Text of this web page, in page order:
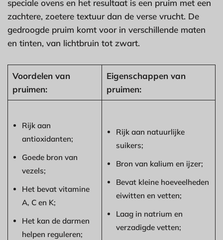
speciale ovens en het resultaat is een pruim met een
zachtere, zoetere textuur dan de verse vrucht. De
gedroogde pruim komt voor in verschillende maten
en tinten, van lichtbruin tot zwart.
Voordelen van
pruimen:
Eigenschappen van
pruimen:
Rijk aan
antioxidanten;
Goede bron van
vezels;
Het bevat vitamine
A, C en K;
Het kan de darmen
helpen reguleren;
Rijk aan natuurlijke
suikers;
Bron van kalium en ijzer;
Bevat kleine hoeveelheden
eiwitten en vetten;
Laag in natrium en
verzadigde vetten;